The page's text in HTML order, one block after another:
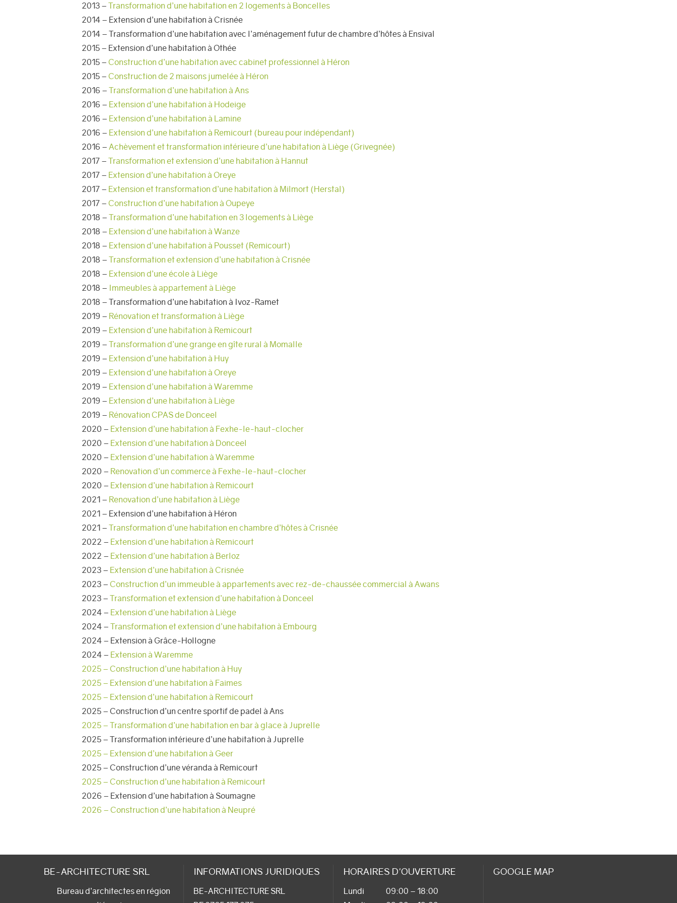
2013 – Transformation d’une habitation en 2 logements à Boncelles
2014 – Extension d’une habitation à Crisnée
2014 – Transformation d’une habitation avec l’aménagement futur de chambre d’hôtes à Ensival
2015 – Extension d’une habitation à Othée
2015 – Construction d’une habitation avec cabinet professionnel à Héron
2015 – Construction de 2 maisons jumelée à Héron
2016 – Transformation d’une habitation à Ans
2016 – Extension d’une habitation à Hodeige
2016 – Extension d’une habitation à Lamine
2016 – Extension d’une habitation à Remicourt (bureau pour indépendant)
2016 – Achèvement et transformation intérieure d’une habitation à Liège (Grivegnée)
2017 – Transformation et extension d’une habitation à Hannut
2017 – Extension d’une habitation à Oreye
2017 – Extension et transformation d’une habitation à Milmort (Herstal)
2017 – Construction d’une habitation à Oupeye
2018 – Transformation d’une habitation en 3 logements à Liège
2018 – Extension d’une habitation à Wanze
2018 – Extension d’une habitation à Pousset (Remicourt)
2018 – Transformation et extension d’une habitation à Crisnée
2018 – Extension d’une école à Liège
2018 – Immeubles à appartement à Liège
2018 – Transformation d’une habitation à Ivoz-Ramet
2019 – Rénovation et transformation à Liège
2019 – Extension d’une habitation à Remicourt
2019 – Transformation d’une grange en gîte rural à Momalle
2019 – Extension d’une habitation à Huy
2019 – Extension d’une habitation à Oreye
2019 – Extension d’une habitation à Waremme
2019 – Extension d’une habitation à Liège
2019 – Rénovation CPAS de Donceel
2020 – Extension d’une habitation à Fexhe-le-haut-clocher
2020 – Extension d’une habitation à Donceel
2020 – Extension d’une habitation à Waremme
2020 – Renovation d’un commerce à Fexhe-le-haut-clocher
2020 – Extension d’une habitation à Remicourt
2021 – Renovation d’une habitation à Liège
2021 – Extension d’une habitation à Héron
2021 – Transformation d’une habitation en chambre d’hôtes à Crisnée
2022 – Extension d’une habitation à Remicourt
2022 – Extension d’une habitation à Berloz
2023 – Extension d’une habitation à Crisnée
2023 – Construction d’un immeuble à appartements avec rez-de-chaussée commercial à Awans
2023 – Transformation et extension d’une habitation à Donceel
2024 – Extension d’une habitation à Liège
2024 – Transformation et extension d’une habitation à Embourg
2024 – Extension à Grâce-Hollogne
2024 – Extension à Waremme
2025 – Construction d’une habitation à Huy
2025 – Extension d’une habitation à Faimes
2025 – Extension d’une habitation à Remicourt
2025 – Construction d’un centre sportif de padel à Ans
2025 – Transformation d’une habitation en bar à glace à Juprelle
2025 – Transformation intérieure d’une habitation à Juprelle
2025 – Extension d’une habitation à Geer
2025 – Construction d’une véranda à Remicourt
2025 – Construction d’une habitation à Remicourt
2026 – Extension d’une habitation à Soumagne
2026 – Construction d’une habitation à Neupré
BE-ARCHITECTURE SRL
Bureau d’architectes en région
INFORMATIONS JURIDIQUES
BE-ARCHITECTURE SRL
HORAIRES D'OUVERTURE
Lundi
09:00 – 18:00
GOOGLE MAP